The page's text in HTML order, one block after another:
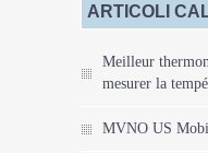
ARTICOLI
Meilleur
mesurer la
MVNO US